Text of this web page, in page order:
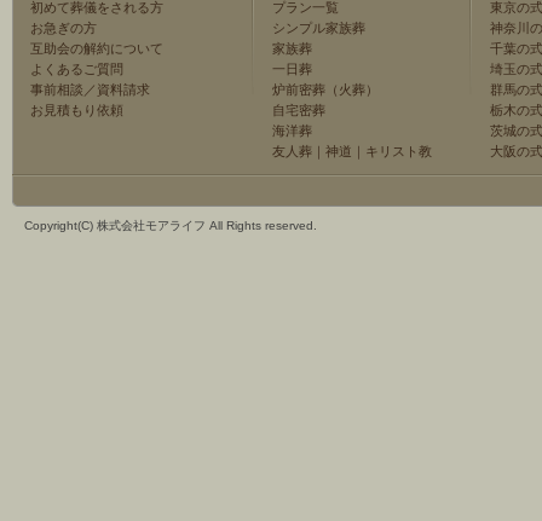
初めて葬儀をされる方
お急ぎの方
互助会の解約について
よくあるご質問
事前相談／資料請求
お見積もり依頼
プラン一覧
シンプル家族葬
家族葬
一日葬
炉前密葬（火葬）
自宅密葬
海洋葬
友人葬 ｜ 神道 ｜ キリスト教
東京の
神奈川
千葉の
埼玉の
群馬の
栃木の
茨城の
大阪の
Copyright(C) 株式会社モアライフ All Rights reserved.